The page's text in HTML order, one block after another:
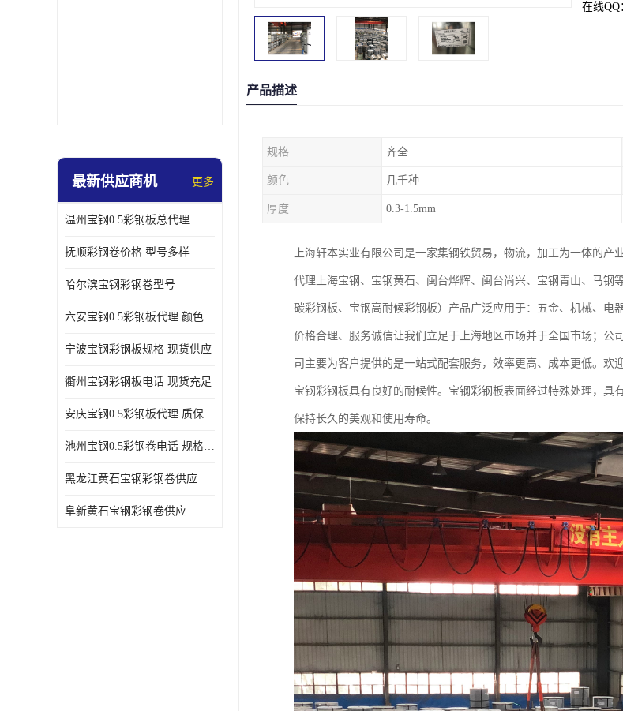
最新供应商机 更多
温州宝钢0.5彩钢板总代理
抚顺彩钢卷价格 型号多样
哈尔滨宝钢彩钢卷型号
六安宝钢0.5彩钢板代理 颜色定制
宁波宝钢彩钢板规格 现货供应
衢州宝钢彩钢板电话 现货充足
安庆宝钢0.5彩钢板代理 质保十年起
池州宝钢0.5彩钢卷电话 规格多样
黑龙江黄石宝钢彩钢卷供应
阜新黄石宝钢彩钢卷供应
在线QQ
产品描述
规格 齐全
颜色 几千种
厚度 0.3-1.5mm
上海轩本实业有限公司是一家集钢铁贸易，物流，加工为一体的
代理上海宝钢、宝钢黄石、闽台烨辉、闽台尚兴、宝钢青山、马
碳彩钢板、宝钢高耐候彩钢板）产品广泛应用于：五金、机械、电
价格合理、服务诚信让我们立足于上海地区市场并于全国市场；
司主要为客户提供的是一站式配套服务，效率更高、成本更低。欢
宝钢彩钢板具有良好的耐候性。宝钢彩钢板表面经过特殊处理，具
保持长久的美观和使用寿命。